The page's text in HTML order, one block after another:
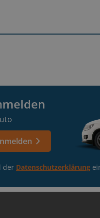
B61 folgen. Nach
der Datenschutzerklärung